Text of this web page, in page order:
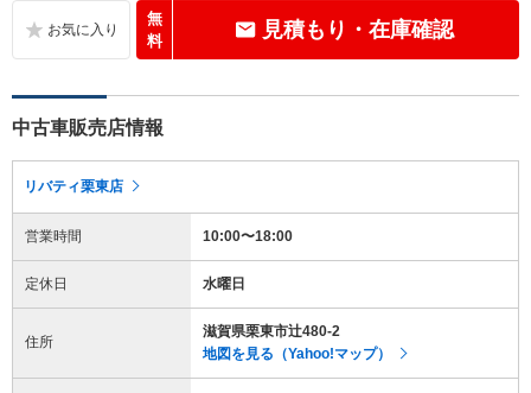
無
料
見積もり・在庫確認
中古車販売店情報
リバティ栗東店
営業時間 10:00〜18:00
定休日 水曜日
住所
滋賀県栗東市辻480-2
地図を見る（Yahoo!マップ）